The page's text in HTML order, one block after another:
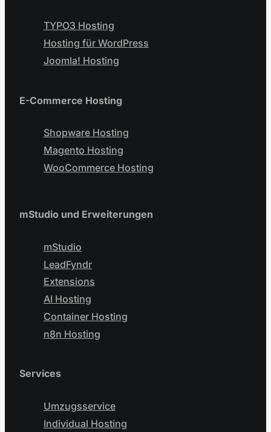
TYPO3 Hosting
Hosting für WordPress
Joomla! Hosting
E-Commerce Hosting
Shopware Hosting
Magento Hosting
WooCommerce Hosting
mStudio und Erweiterungen
mStudio
LeadFyndr
Extensions
AI Hosting
Container Hosting
n8n Hosting
Services
Umzugsservice
Individual Hosting